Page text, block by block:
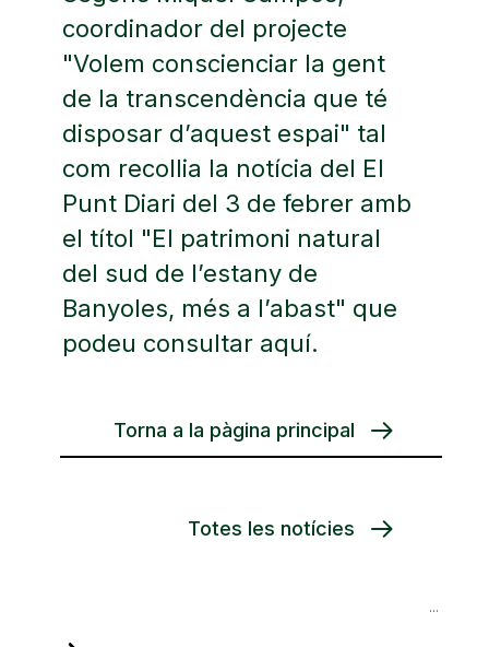
coordinador del projecte
"Volem conscienciar la gent
de la transcendència que té
disposar d’aquest espai" tal
com recollia la notícia del El
Punt Diari del 3 de febrer amb
el títol "El patrimoni natural
del sud de l’estany de
Banyoles, més a l’abast" que
podeu consultar aquí.
Torna a la pàgina principal
Totes les notícies
El proper 4 de febrer visita guiada al pla dels Estanyols de la Puda